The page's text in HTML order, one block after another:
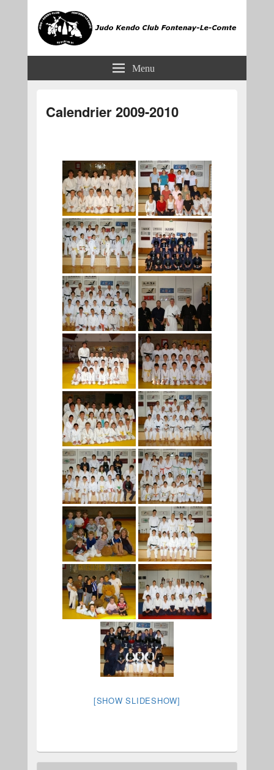
JKCF Menu
Calendrier 2009-2010
[SHOW SLIDESHOW]